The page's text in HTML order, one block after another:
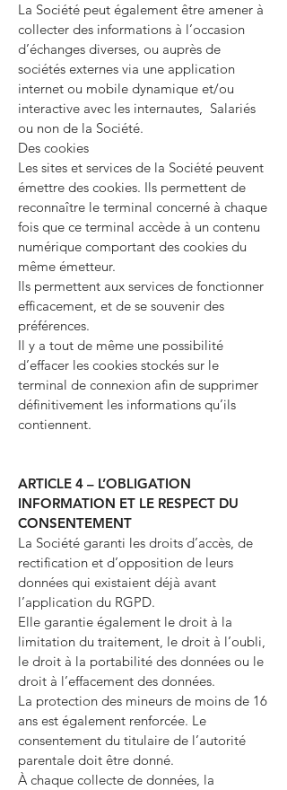
La Société peut également être amener à
collecter des informations à l’occasion
d’échanges diverses, ou auprès de
sociétés externes via une application
internet ou mobile dynamique et/ou
interactive avec les internautes, Salariés
ou non de la Société.
Des cookies
Les sites et services de la Société peuvent
émettre des cookies. Ils permettent de
reconnaître le terminal concerné à chaque
fois que ce terminal accède à un contenu
numérique comportant des cookies du
même émetteur.
Ils permettent aux services de fonctionner
efficacement, et de se souvenir des
préférences.
Il y a tout de même une possibilité
d’effacer les cookies stockés sur le
terminal de connexion afin de supprimer
définitivement les informations qu’ils
contiennent.
ARTICLE 4 – L’OBLIGATION
INFORMATION ET LE RESPECT DU
CONSENTEMENT
La Société garanti les droits d’accès, de
rectification et d’opposition de leurs
données qui existaient déjà avant
l’application du RGPD.
Elle garantie également le droit à la
limitation du traitement, le droit à l’oubli,
le droit à la portabilité des données ou le
droit à l’effacement des données.
La protection des mineurs de moins de 16
ans est également renforcée. Le
consentement du titulaire de l’autorité
parentale doit être donné.
À chaque collecte de données, la